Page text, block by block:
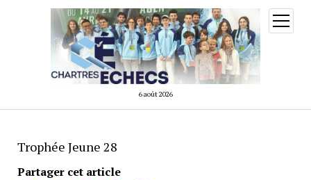
6 août 2026
ouvrir
menu
Trophée Jeune 28
Partager cet article